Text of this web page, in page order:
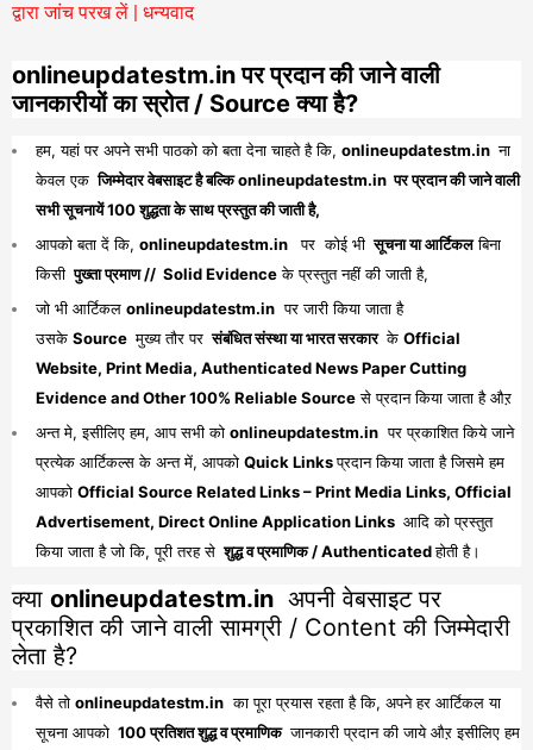
द्वारा जांच परख लें | धन्यवाद
onlineupdatestm.in पर प्रदान की जाने वाली
जानकारीयों का स्रोत / Source क्या है?
हम, यहां पर अपने सभी पाठको को बता देना चाहते है कि, onlineupdatestm.in ना
केवल एक जिम्मेदार वेबसाइट है बल्कि onlineupdatestm.in पर प्रदान की जाने वाली
सभी सूचनायें 100 शुद्धता के साथ प्रस्तुत की जाती है,
आपको बता दें कि, onlineupdatestm.in पर कोई भी सूचना या आर्टिकलबिना
किसी पुख्ता प्रमाण // Solid Evidenceके प्रस्तुत नहीं की जाती है,
जो भी आर्टिकल onlineupdatestm.in पर जारी किया जाता है
उसके Source मुख्य तौर पर संबंधित संस्था या भारत सरकार के Official
Website, Print Media, Authenticated News Paper Cutting
Evidence and Other 100% Reliable Sourceसे प्रदान किया जाता है औऱ
अन्त मे, इसीलिए हम, आप सभी को onlineupdatestm.in पर प्रकाशित किये जाने
प्रत्येक आर्टिकल्स के अन्त में, आपको Quick Linksप्रदान किया जाता है जिसमे हम
आपको Official Source Related Links – Print Media Links, Official
Advertisement, Direct Online Application Links आदि को प्रस्तुत
किया जाता है जो कि, पूरी तरह से शुद्ध व प्रमाणिक / Authenticatedहोती है।
क्या onlineupdatestm.in अपनी वेबसाइट पर
प्रकाशित की जाने वाली सामग्री / Content की जिम्मेदारी
लेता है?
वैसे तो onlineupdatestm.in का पूरा प्रयास रहता है कि, अपने हर आर्टिकल या
सूचना आपको 100 प्रतिशत शुद्ध व प्रमाणिक जानकारी प्रदान की जाये औऱ इसीलिए हम